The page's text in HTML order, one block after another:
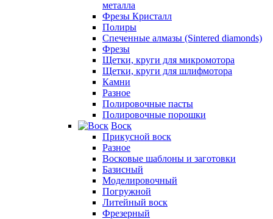
металла
Фрезы Кристалл
Полиры
Спеченные алмазы (Sintered diamonds)
Фрезы
Щетки, круги для микромотора
Щетки, круги для шлифмотора
Камни
Разное
Полировочные пасты
Полировочные порошки
Воск
Прикусной воск
Разное
Восковые шаблоны и заготовки
Базисный
Моделировочный
Погружной
Литейный воск
Фрезерный